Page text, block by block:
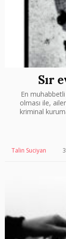
Sır
En
olması ile,
kriminal
Talin Suciyan